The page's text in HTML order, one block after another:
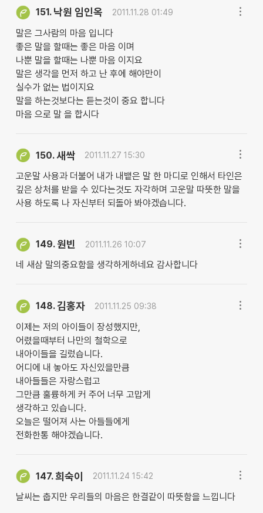
151. 낙원 임인옥 2011.11.28 01:49
말은 그사람의 마음 입니다
좋은 말을 할때는 좋은 마음 이며
나뿐 말을 할때는 나뿐 마음 이지요
말은 생각을 먼저 하고 난 후에 해야만이
실수가 없는 법이지요
말을 하는것보다는 듣는것이 중요 합니다
마음 으로 말 을 합시다
150.새싹 2011.11.27 15:30
고운말 사용과 더불어 내가 내뱉은 말 한 마디로 인해서 타인은
깊은 상처를 받을 수 있다는것도 자각하며 고운말 따뜻한 말을
사용 하도록 나 자신부터 되돌아 봐야겠습니다.
149.원빈 2011.11.26 10:07
네 새삼 말의중요함을 생각하게하네요 감사합니다
148.김홍자 2011.11.25 09:38
이제는 저의 아이들이 장성했지만,
어렸을때부터 나만의 철학으로
내아이들을 길렀습니다.
어디에 내 놓아도 자신있을만큼
내아들들은 자랑스럽고
그만큼 훌륭하게 커 주어 너무 고맙게
생각하고 있습니다.
오늘은 떨어져 사는 아들들에게
전화한통 해야겠습니다.
147.희숙이 2011.11.24 15:42
날씨는 춥지만 우리들의 마음은 한결같이 따뜻함을 느낍니다